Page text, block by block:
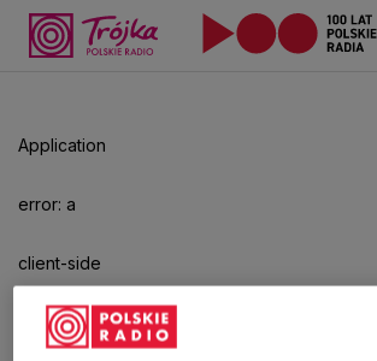
Application
error: a
client-side
exception
aby
odtwarzać.